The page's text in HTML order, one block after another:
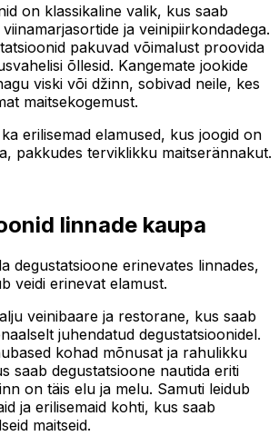
on klassikaline valik, kus saab
ja veinipiirkondadega.
pakuvad võimalust proovida
õllesid. Kangemate jookide
viski või džinn, sobivad neile, kes
maitsekogemust.
erilisemad elamused, kus joogid on
pakkudes terviklikku maitserännakut.
linnade kaupa
degustatsioone erinevates linnades,
veidi erinevat elamust.
veinibaare ja restorane, kus saab
juhendatud degustatsioonidel.
kohad mõnusat ja rahulikku
saab degustatsioone nautida eriti
on täis elu ja melu. Samuti leidub
ja erilisemaid kohti, kus saab
maitseid.